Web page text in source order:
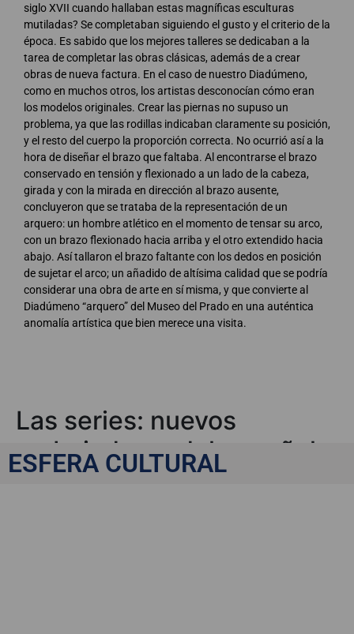
siglo XVII cuando hallaban estas magníficas esculturas
mutiladas? Se completaban siguiendo el gusto y el criterio de la
época. Es sabido que los mejores talleres se dedicaban a la
tarea de completar las obras clásicas, además de a crear
obras de nueva factura. En el caso de nuestro Diadúmeno,
como en muchos otros, los artistas desconocían cómo eran
los modelos originales. Crear las piernas no supuso un
problema, ya que las rodillas indicaban claramente su posición,
y el resto del cuerpo la proporción correcta. No ocurrió así a la
hora de diseñar el brazo que faltaba. Al encontrarse el brazo
conservado en tensión y flexionado a un lado de la cabeza,
girada y con la mirada en dirección al brazo ausente,
concluyeron que se trataba de la representación de un
arquero: un hombre atlético en el momento de tensar su arco,
con un brazo flexionado hacia arriba y el otro extendido hacia
abajo. Así tallaron el brazo faltante con los dedos en posición
de sujetar el arco; un añadido de altísima calidad que se podría
considerar una obra de arte en sí misma, y que convierte al
Diadúmeno “arquero” del Museo del Prado en una auténtica
anomalía artística que bien merece una visita.
Las series: nuevos
embajadores del español
ESFERA CULTURAL